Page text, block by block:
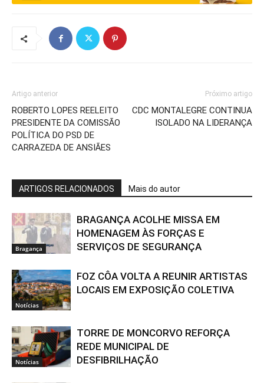
Artigo anterior
ROBERTO LOPES REELEITO
PRESIDENTE DA COMISSÃO
POLÍTICA DO PSD DE
CARRAZEDA DE ANSIÃES
Próximo artigo
CDC MONTALEGRE CONTINUA
ISOLADO NA LIDERANÇA
ARTIGOS RELACIONADOS Mais do autor
Bragança
BRAGANÇA ACOLHE MISSA EM
HOMENAGEM ÀS FORÇAS E
SERVIÇOS DE SEGURANÇA
Notícias
FOZ CÔA VOLTA A REUNIR ARTISTAS
LOCAIS EM EXPOSIÇÃO COLETIVA
Notícias
TORRE DE MONCORVO REFORÇA
REDE MUNICIPAL DE
DESFIBRILHAÇÃO